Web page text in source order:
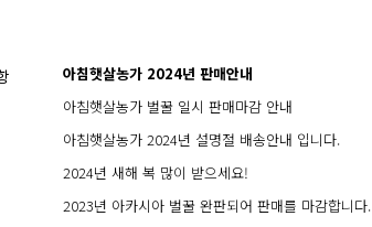
아침햇살농가 2024년 판매안내
아침햇살농가 벌꿀 일시 판매마감 안내
아침햇살농가 2024년 설명절 배송안내 입니다.
2024년 새해 복 많이 받으세요!
2023년 아카시아 벌꿀 완판되어 판매를 마감합니다.